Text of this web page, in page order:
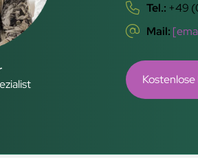
Tel.: +49
Mail: